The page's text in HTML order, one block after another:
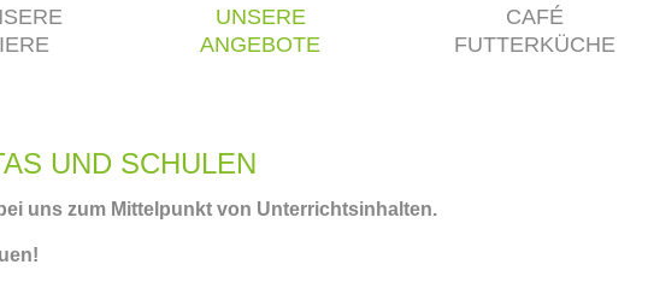
UNSERE
ANGEBOTE
CAFÉ
FUTTERKÜCHE
UND SCHULEN
uns zum Mittelpunkt von Unterrichtsinhalten.